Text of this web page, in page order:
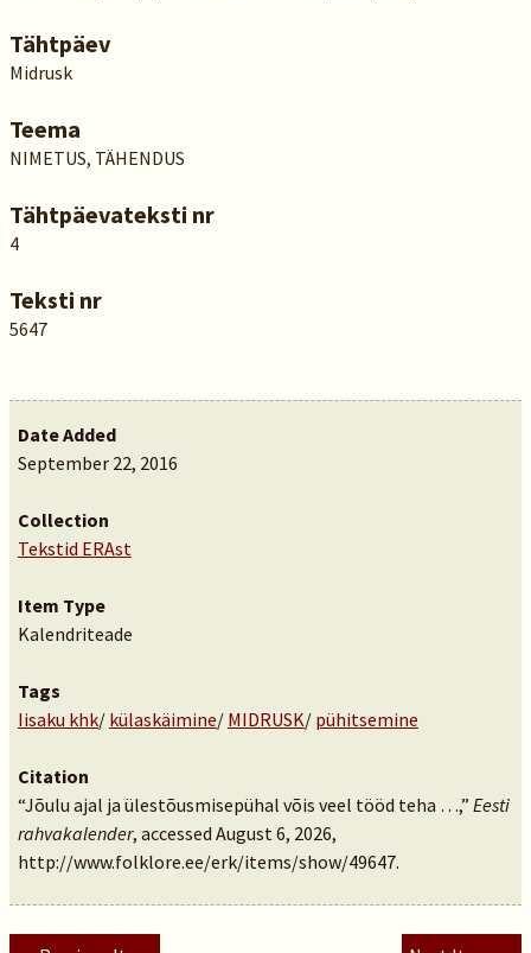
Tähtpäev
Midrusk
Teema
NIMETUS, TÄHENDUS
Tähtpäevateksti nr
4
Teksti nr
5647
Date Added
September 22, 2016
Collection
Tekstid ERAst
Item Type
Kalendriteade
Tags
Iisaku khk/ külaskäimine/ MIDRUSK/ pühitsemine
Citation
“Jõulu ajal ja ülestõusmisepühal võis veel tööd teha …,” Eesti
rahvakalender, accessed August 6, 2026,
http://www.folklore.ee/erk/items/show/49647.